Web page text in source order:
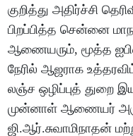
குறித்து அதிர்ச்சி
பிறப்பித்த சென்னை
ஆணையரும், மூத்த
நேரில் ஆஜராக
லஞ்ச ஒழிப்புத் துறை
முன்னாள் ஆணையர்
ஜி.ஆர்.சுவாமிநாதன்